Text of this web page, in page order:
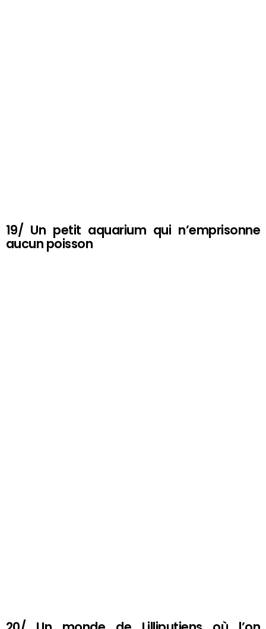
19/ Un petit aquarium qui n’emprisonne
aucun poisson